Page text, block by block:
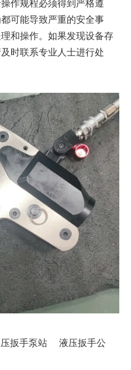
作规程必须得到严格遵
可能导致严重的安全事
和操作。如果发现设备存
时联系专业人士进行处
扳手泵站
液压扳手公